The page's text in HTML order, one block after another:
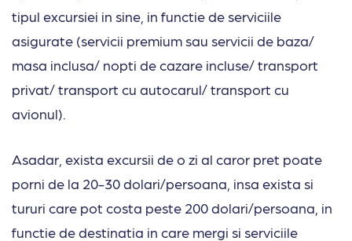
tipul excursiei in sine, in functie de serviciile
asigurate (servicii premium sau servicii de baza/
masa inclusa/ nopti de cazare incluse/ transport
privat/ transport cu autocarul/ transport cu
avionul).
Asadar, exista excursii de o zi al caror pret poate
porni de la 20-30 dolari/persoana, insa exista si
tururi care pot costa peste 200 dolari/persoana, in
functie de destinatia in care mergi si serviciile